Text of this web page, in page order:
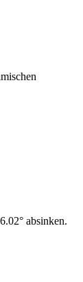
absinken.